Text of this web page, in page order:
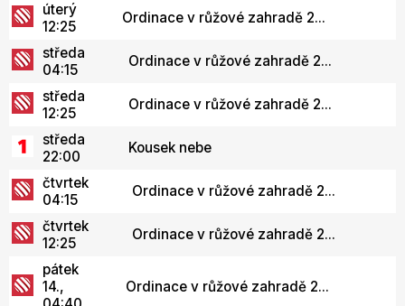
úterý
12:25
Ordinace v růžové zahradě 2...
středa
04:15
Ordinace v růžové zahradě 2...
středa
12:25
Ordinace v růžové zahradě 2...
středa
22:00
Kousek nebe
čtvrtek
04:15
Ordinace v růžové zahradě 2...
čtvrtek
12:25
Ordinace v růžové zahradě 2...
pátek
14.,
Ordinace v růžové zahradě 2...